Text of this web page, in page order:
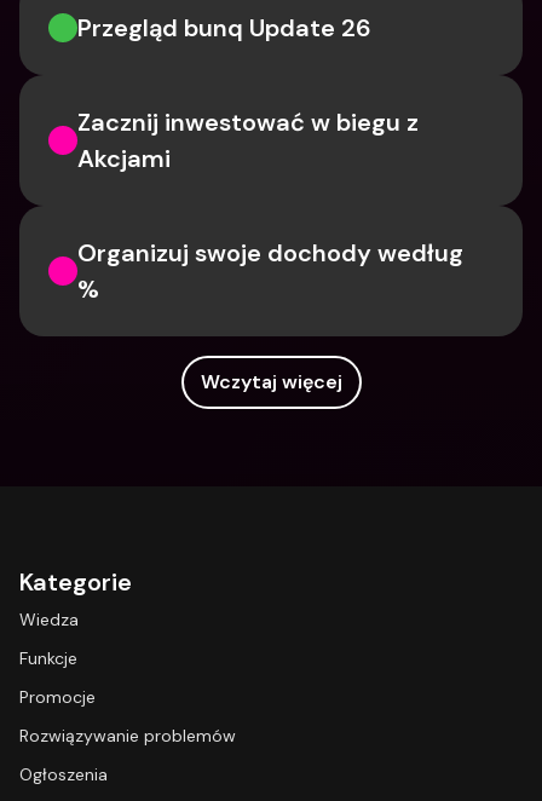
Przegląd bunq Update 26
Zacznij inwestować w biegu z
Akcjami
Organizuj swoje dochody według
%
Wczytaj więcej
Kategorie
Wiedza
Funkcje
Promocje
Rozwiązywanie problemów
Ogłoszenia